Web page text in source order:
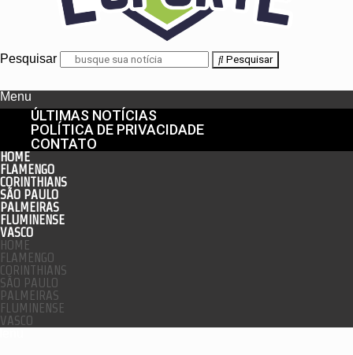
Pesquisar Pesquisar
Menu
ÚLTIMAS NOTÍCIAS
POLÍTICA DE PRIVACIDADE
CONTATO
HOME
FLAMENGO
CORINTHIANS
SÃO PAULO
PALMEIRAS
FLUMINENSE
VASCO
HOME
FLAMENGO
CORINTHIANS
SÃO PAULO
PALMEIRAS
FLUMINENSE
VASCO